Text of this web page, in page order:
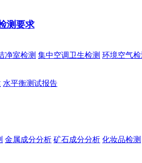
测要求
净室检测 集中空调卫生检测 环境空气检
水平衡测试报告
金属成分分析 矿石成分分析 化妆品检测